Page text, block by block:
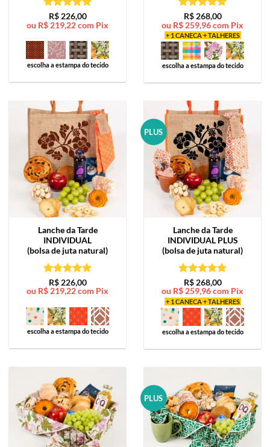
Avaliação5
de 5
R$226,00
ou R$ 219,22com Pix
escolha a estampa do tecido
Avaliação5
de 5
R$268,00
ou R$ 259,96com Pix
+ 1 CANECA + TALHERES
escolha a estampa do tecido
Lanche da Tarde
INDIVIDUAL
(bolsa de juta natural)
Avaliação5
de 5
R$226,00
ou R$219,22com Pix
escolha a estampa do tecido
PLUS
Lanche da Tarde
INDIVIDUAL PLUS
(bolsa de juta natural)
Avaliação5
de 5
R$268,00
ou R$259,96com Pix
+ 1 CANECA + TALHERES
escolha a estampa do tecido
PLUS